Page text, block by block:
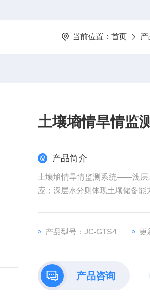
当前位置： 首页 产
土壤墒情旱情监
产品简介
土壤墒情旱情监测系统——浅层
应；深层水分则体现土壤储备能
产品型号：JC-GTS4 更
产品咨询